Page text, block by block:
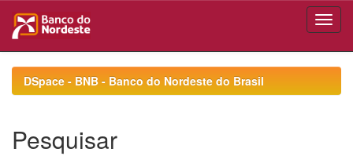
navigationDSpace - BNB - Banco do Nordeste do Brasil
Pesquisar